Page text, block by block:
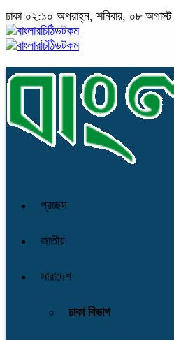
ঢাকা ০২:১০ অপরাহ্ন, শনিবার, ০৮
প্রচ্ছদ
জাতীয়
সারাদেশ
ঢাকা বিভাগ